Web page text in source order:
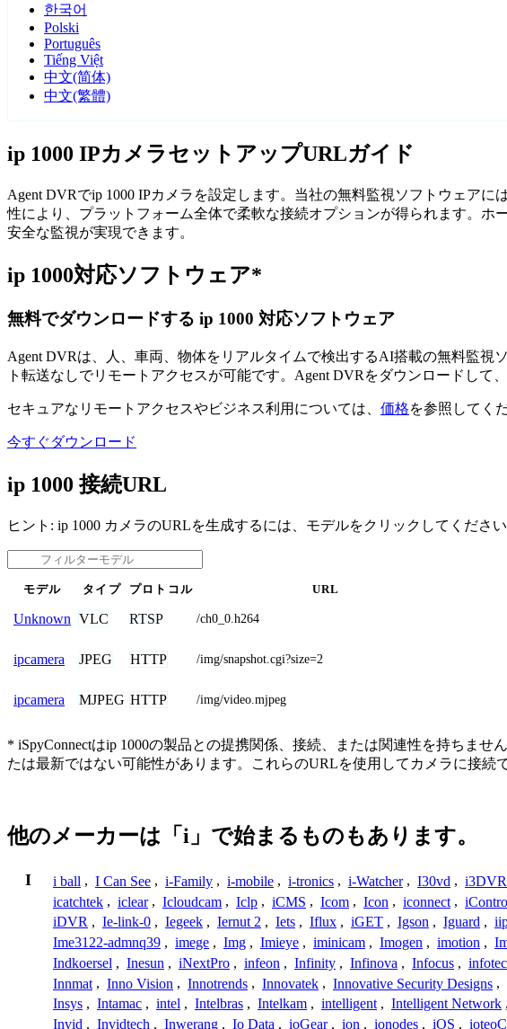
한국어
Polski
Português
Tiếng Việt
中文(简体)
中文(繁體)
ip 1000 IPカメラセットアップURLガイド
Agent DVRでip 1000 IPカメラを設定します。当社の無料監視ソフトウェア
性により、プラットフォーム全体で柔軟な接続オプションが得られます。ホ
安全な監視が実現できます。
ip 1000対応ソフトウェア*
無料でダウンロードする ip 1000 対応ソフトウェア
Agent DVRは、人、車両、物体をリアルタイムで検出するAI搭載の無料監
ト転送なしでリモートアクセスが可能です。Agent DVRをダウンロードして
セキュアなリモートアクセスやビジネス利用については、 価格を参照してく
今すぐダウンロード
ip 1000 接続URL
ヒント: ip 1000 カメラのURLを生成するには、モデルをクリックしてください
モデル タイプ プロトコル URL
Unknown VLC RTSP /ch0_0.h264
ipcamera JPEG HTTP /img/snapshot.cgi?size=2
ipcamera MJPEG HTTP /img/video.mjpeg
* iSpyConnectはip 1000の製品との提携関係、接続、または関連性を持ちま
たは最新ではない可能性があります。これらのURLを使用してカメラに接続
他のメーカーは「i」で始まるものもあります。
I i ball , I Can See , i-Family , i-mobile , i-tronics , i-Watcher , I30vd , i3DVR
icatchtek , iclear , Icloudcam , Iclp , iCMS , Icom , Icon , iconnect ,
iDVR , Ie-link-0 , Iegeek , Iernut 2 , Iets , Iflux , iGET , Igson , Iguard ,
Ime3122-admnq39 , imege , Img , Imieye , iminicam , Imogen , imotion ,
Indkoersel , Inesun , iNextPro , infeon , Infinity , Infinova , Infocus ,
Innmat , Inno Vision , Innotrends , Innovatek , Innovative Security Designs ,
Insys , Intamac , intel , Intelbras , Intelkam , intelligent , Intelligent Network ,
Invid , Invidtech , Inwerang , Io Data , ioGear , ion , ionodes , iOS ,